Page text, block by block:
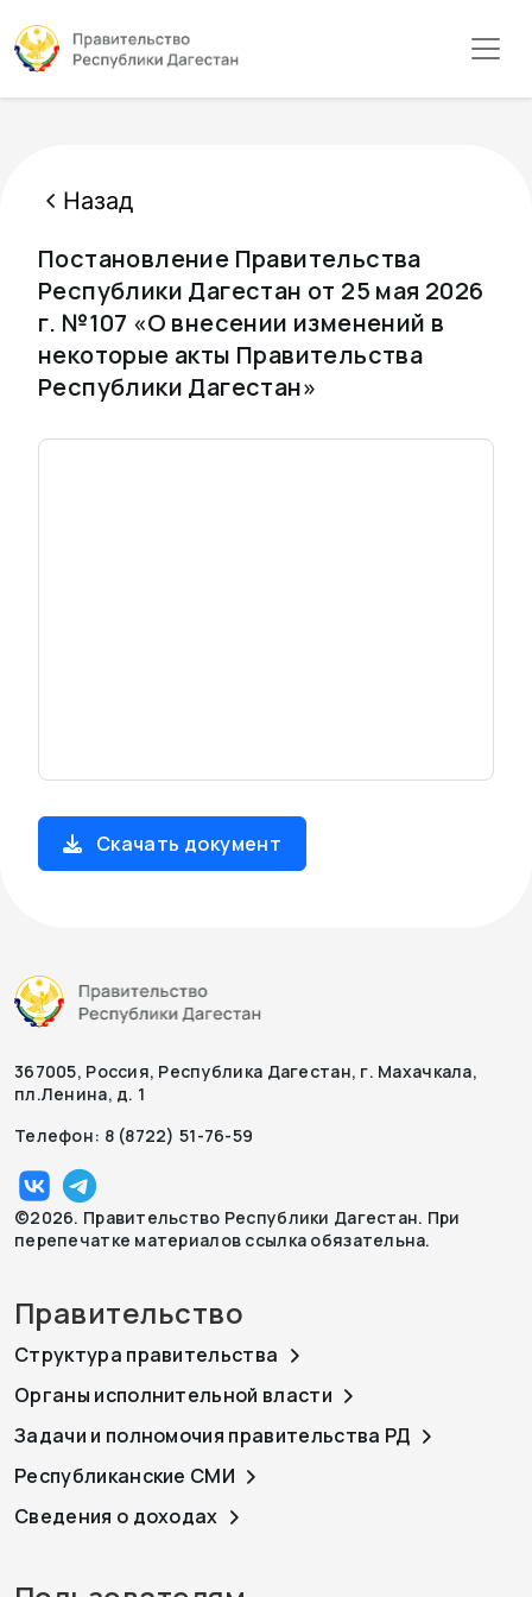
Назад
Постановление Правительства
Республики Дагестан от 25 мая 2026
г. №107 «О внесении изменений в
некоторые акты Правительства
Республики Дагестан»
Скачать документ
367005, Россия, Республика Дагестан, г. Махачкала,
пл.Ленина, д. 1
Телефон: 8 (8722) 51-76-59
©2026. Правительство Республики Дагестан. При
перепечатке материалов ссылка обязательна.
Правительство
Структура правительства
Органы исполнительной власти
Задачи и полномочия правительства РД
Республиканские СМИ
Сведения о доходах